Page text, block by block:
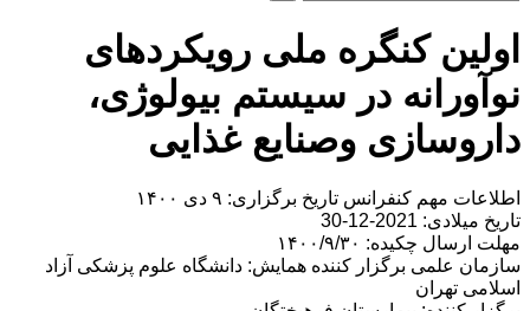
اولین کنگره ملی رویکردهای
نوآورانه در سیستم بیولوژی،
داروسازی وصنایع غذایی
اطلاعات مهم کنفرانس تاریخ برگزاری: ۹ دی ۱۴۰۰
تاریخ میلادی: 2021-12-30
مهلت ارسال چکیده: ۱۴۰۰/۹/۳۰
سازمان علمی برگزار کننده همایش: دانشگاه علوم پزشکی آزاد
اسلامی تهران